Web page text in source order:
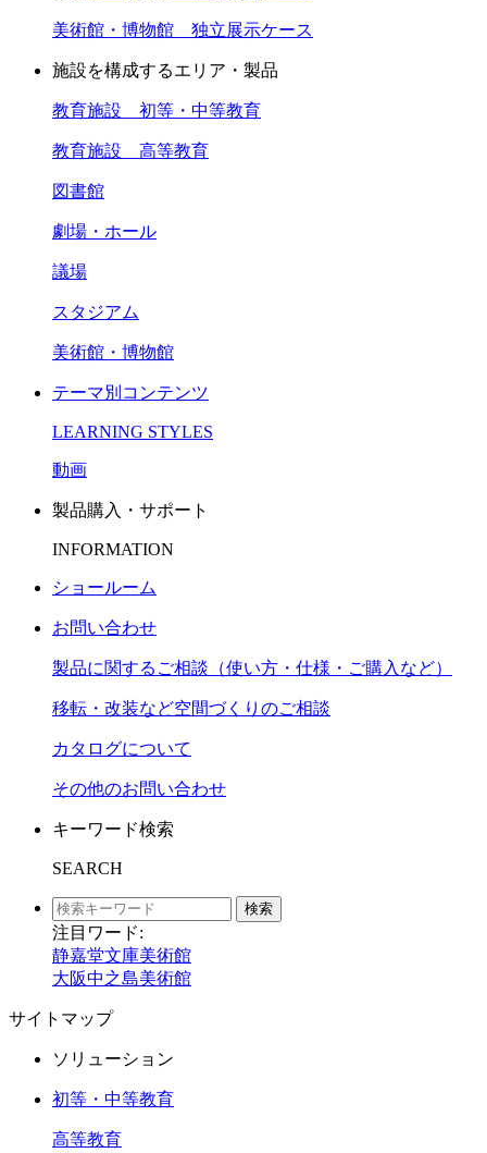
美術館・博物館 独立展示ケース
施設を構成するエリア・製品
教育施設 初等・中等教育
教育施設 高等教育
図書館
劇場・ホール
議場
スタジアム
美術館・博物館
テーマ別コンテンツ
LEARNING STYLES
動画
製品購入・サポート
INFORMATION
ショールーム
お問い合わせ
製品に関するご相談（使い方・仕様・ご購入など）
移転・改装など空間づくりのご相談
カタログについて
その他のお問い合わせ
キーワード検索
SEARCH
検索
注目ワード:
静嘉堂文庫美術館
大阪中之島美術館
サイトマップ
ソリューション
初等・中等教育
高等教育